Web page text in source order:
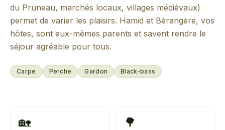
du Pruneau, marchés locaux, villages médiévaux)
permet de varier les plaisirs. Hamid et Bérangère, vos
hôtes, sont eux-mêmes parents et savent rendre le
séjour agréable pour tous.
Carpe Perche Gardon Black-bass
🏡 🌳